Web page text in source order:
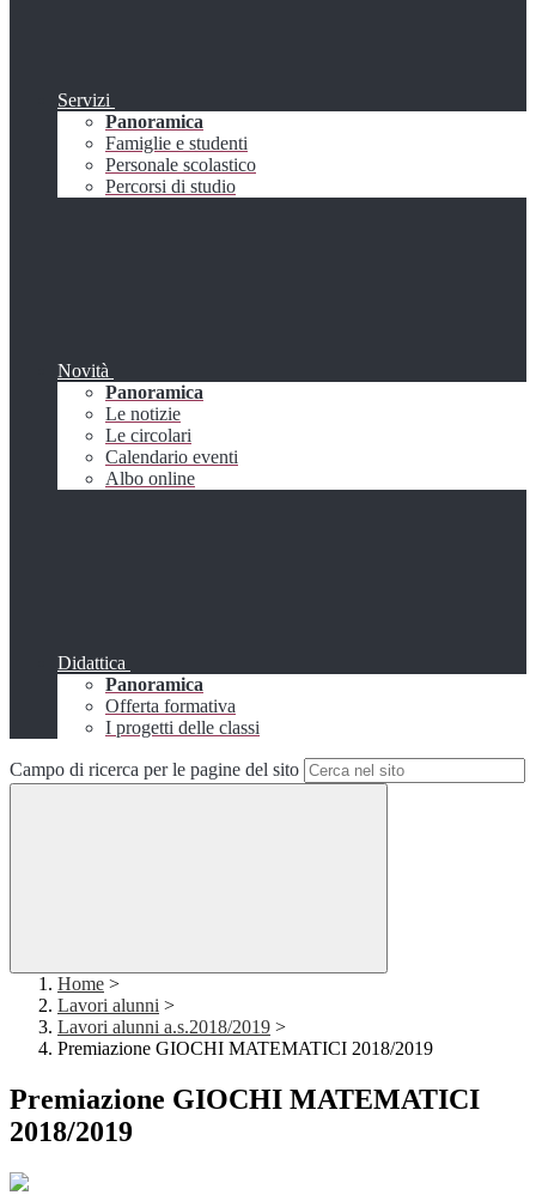
Servizi
Panoramica
Famiglie e studenti
Personale scolastico
Percorsi di studio
Novità
Panoramica
Le notizie
Le circolari
Calendario eventi
Albo online
Didattica
Panoramica
Offerta formativa
I progetti delle classi
Campo di ricerca per le pagine del sito
Home >
Lavori alunni >
Lavori alunni a.s.2018/2019 >
Premiazione GIOCHI MATEMATICI 2018/2019
Premiazione GIOCHI MATEMATICI
2018/2019